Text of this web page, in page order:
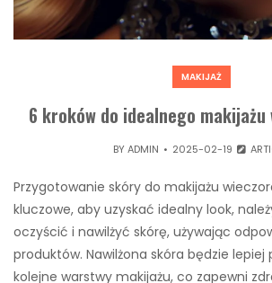
MAKIJAŻ
6 kroków do idealnego makijażu
BYADMIN 2025-02-19
Przygotowanie skóry do makijażu
kluczowe, aby uzyskać idealny look,
oczyścić i nawilżyć skórę, używając
produktów. Nawilżona skóra będzie lepiej
kolejne warstwy makijażu, co zapewni